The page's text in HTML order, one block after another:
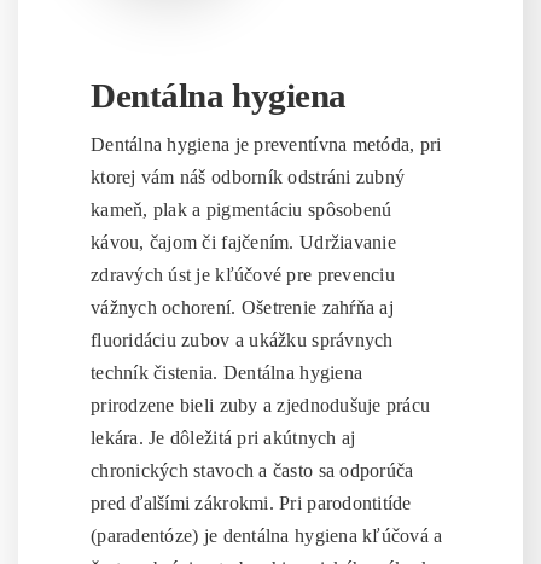
Dentálna hygiena
Dentálna hygiena je preventívna metóda, pri
ktorej vám náš odborník odstráni zubný
kameň, plak a pigmentáciu spôsobenú
kávou, čajom či fajčením. Udržiavanie
zdravých úst je kľúčové pre prevenciu
vážnych ochorení. Ošetrenie zahŕňa aj
fluoridáciu zubov a ukážku správnych
techník čistenia. Dentálna hygiena
prirodzene bieli zuby a zjednodušuje prácu
lekára. Je dôležitá pri akútnych aj
chronických stavoch a často sa odporúča
pred ďalšími zákrokmi. Pri parodontitíde
(paradentóze) je dentálna hygiena kľúčová a